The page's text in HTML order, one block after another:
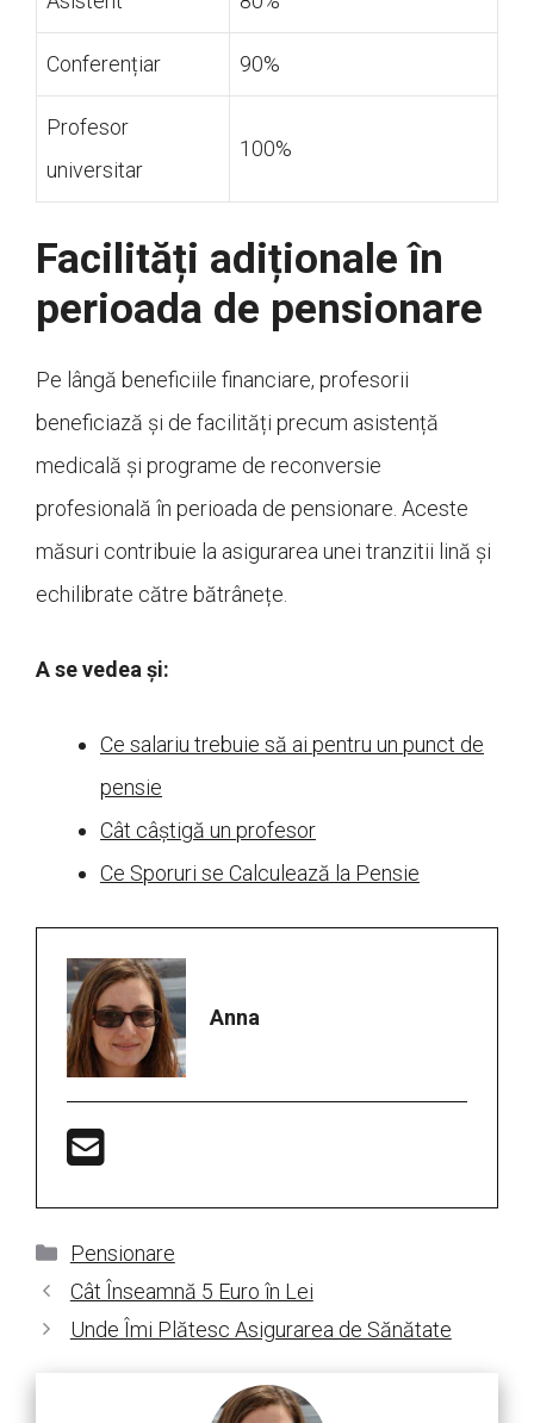
Conferențiar 90%
Profesor
universitar
100%
Facilități adiționale în
perioada de pensionare
Pe lângă beneficiile financiare, profesorii
beneficiază și de facilități precum asistență
medicală și programe de reconversie
profesională în perioada de pensionare. Aceste
măsuri contribuie la asigurarea unei tranzitii lină și
echilibrate către bătrânețe.
A se vedea și:
Ce salariu trebuie să ai pentru un punct de
pensie
Cât câștigă un profesor
Ce Sporuri se Calculează la Pensie
Anna
Categorii
Pensionare
Cât Înseamnă 5 Euro în Lei
Unde Îmi Plătesc Asigurarea de Sănătate